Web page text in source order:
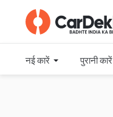
नई कारें पुरानी कारें